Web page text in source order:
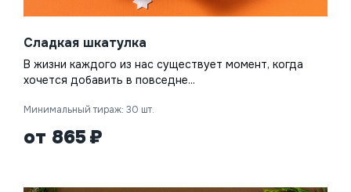
Сладкая шкатулка
В жизни каждого из нас существует момент, когда
хочется добавить в повседне...
Минимальный тираж: 30 шт.
от 865